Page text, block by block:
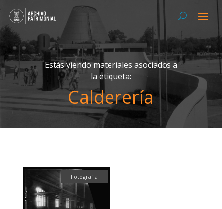
Estás viendo materiales asociados a
la etiqueta:
Calderería
Fotografía